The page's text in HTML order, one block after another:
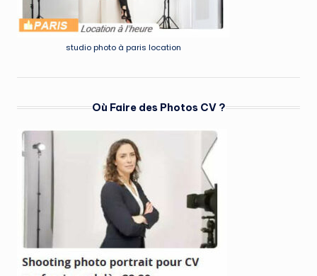
studio photo à paris location
Où Faire des Photos CV ?